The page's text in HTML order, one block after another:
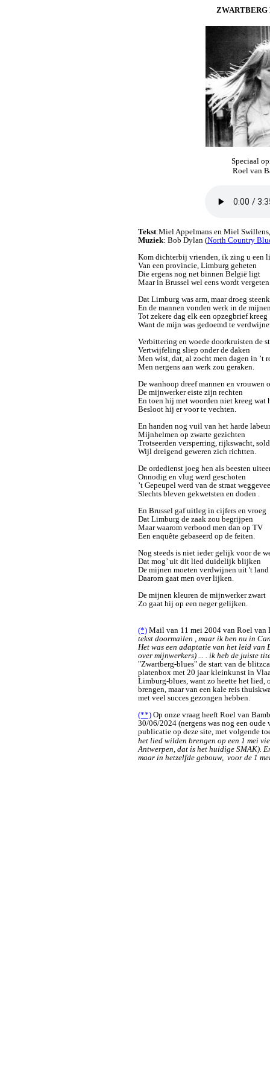
ZWARTBERG
Speciaal
Roel van
Tekst:Miel Appelmans en Miel Swillens,
Muziek: Bob Dylan (North Country
Kom dichterbij vrienden, ik zing u een
Van een provincie, Limburg geheten
Die ergens nog net binnen België ligt
Maar in Brussel wel eens wordt
Dat Limburg was arm, maar droeg
En de mannen vonden werk in de
Tot zekere dag elk een opzegbrief kreeg
Want de mijn was gedoemd te
Verbittering en woede doorkruisten de
Vertwijfeling sliep onder de daken
Men wist, dat, al zocht men dagen in ’t
Men nergens aan werk zou geraken.
De wanhoop dreef mannen en vrouwen
De mijnwerker eiste zijn rechten
En toen hij met woorden niet kreeg wat
Besloot hij er voor te vechten.
En handen nog vuil van het harde labeur
Mijnhelmen op zwarte gezichten
Trotseerden versperring, rijkswacht,
Wijl dreigend geweren zich richtten.
De ordedienst joeg hen als beesten
Onnodig en vlug werd geschoten
’t Gepeupel werd van de straat
Slechts bleven gekwetsten en doden .
En Brussel gaf uitleg in cijfers en vroeg
Dat Limburg de zaak zou begrijpen
Maar waarom verbood men dan op TV
Een enquête gebaseerd op de feiten.
Nog steeds is niet ieder gelijk voor de
Dat mog’ uit dit lied duidelijk blijken
De mijnen moeten verdwijnen uit 't land
Daarom gaat men over lijken.
De mijnen kleuren de mijnwerker zwart
Zo gaat hij op een neger gelijken.
(*) Mail van 11 mei 2004 van Roel van
tekst doormailen , maar ik ben nu in
Het was een adaptatie van het leid
over mijnwerkers) ... . ik heb de juiste
"Zwartberg-blues" de start van de
platenbox met 20 jaar kleinkunst in
Limburg-blues, want zo heette het lied,
brengen, maar van een kale reis
met veel succes gezongen hebben.
(**) Op onze vraag heeft Roel van
30/06/2024 (nergens was nog een
publicatie op deze site, met volgende
het lied wilden brengen op een 1 mei
Antwerpen, dat is het huidige SMAK).
maar in hetzelfde gebouw, voor de 1